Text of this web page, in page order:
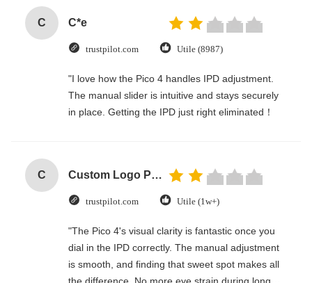
C C*e
trustpilot.com Utile (8987)
"I love how the Pico 4 handles IPD adjustment.
The manual slider is intuitive and stays securely
in place. Getting the IPD just right eliminated！
C Custom Logo Paper Cardboard Packing Folding White / Black / Rose Gold Luxury Magnetic Gift Box with Ribbon Closure
trustpilot.com Utile (1w+)
"The Pico 4's visual clarity is fantastic once you
dial in the IPD correctly. The manual adjustment
is smooth, and finding that sweet spot makes all